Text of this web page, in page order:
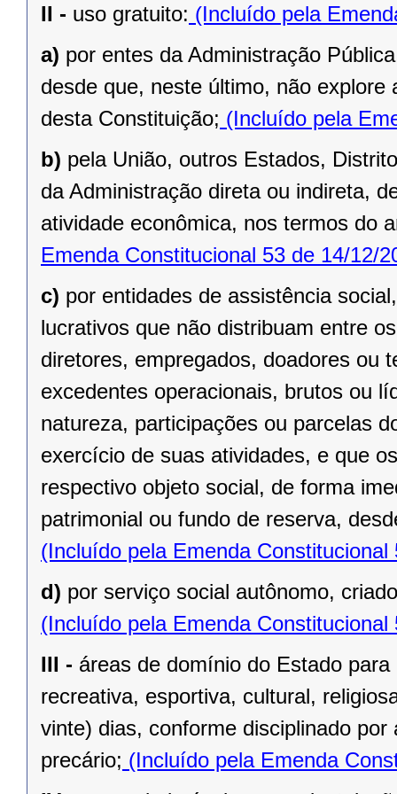
II - uso gratuito: (Incluído pela
a) por entes da Administração
desde que, neste último, não
desta Constituição; (Incluído pela
b) pela União, outros Estados,
da Administração direta ou indireta,
atividade econômica, nos termos do
Emenda Constitucional 53 de 14/12/
c) por entidades de assistência
lucrativos que não distribuam entre
diretores, empregados, doadores ou
excedentes operacionais, brutos ou
natureza, participações ou parcelas
exercício de suas atividades, e que
respectivo objeto social, de forma
patrimonial ou fundo de reserva,
(Incluído pela Emenda Constitucional
d) por serviço social autônomo,
(Incluído pela Emenda Constitucional
III - áreas de domínio do Estado
recreativa, esportiva, cultural,
vinte) dias, conforme disciplinado
precário; (Incluído pela Emenda